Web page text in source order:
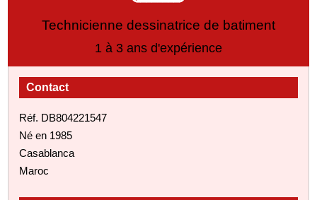
Technicienne dessinatrice de batiment
1 à 3 ans d'expérience
Contact
Réf. DB804221547
Né en 1985
Casablanca
Maroc